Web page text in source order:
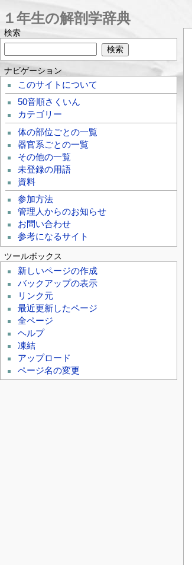
１年生の解剖学辞典
検索
ナビゲーション
このサイトについて
50音順さくいん
カテゴリー
体の部位ごとの一覧
器官系ごとの一覧
その他の一覧
未登録の用語
資料
参加方法
管理人からのお知らせ
お問い合わせ
参考になるサイト
ツールボックス
新しいページの作成
バックアップの表示
リンク元
最近更新したページ
全ページ
ヘルプ
凍結
アップロード
ページ名の変更